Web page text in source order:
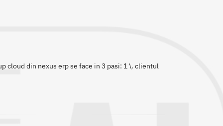
cloud din nexus erp se face in 3 pasi: 1 \. clientul